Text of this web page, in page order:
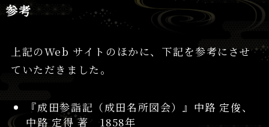
参考
上記のWeb サイトのほかに、下記を参考にさせ
ていただきました。
『成田参詣記（成田名所図会）』中路 定俊、
中路 定得 著 1858年